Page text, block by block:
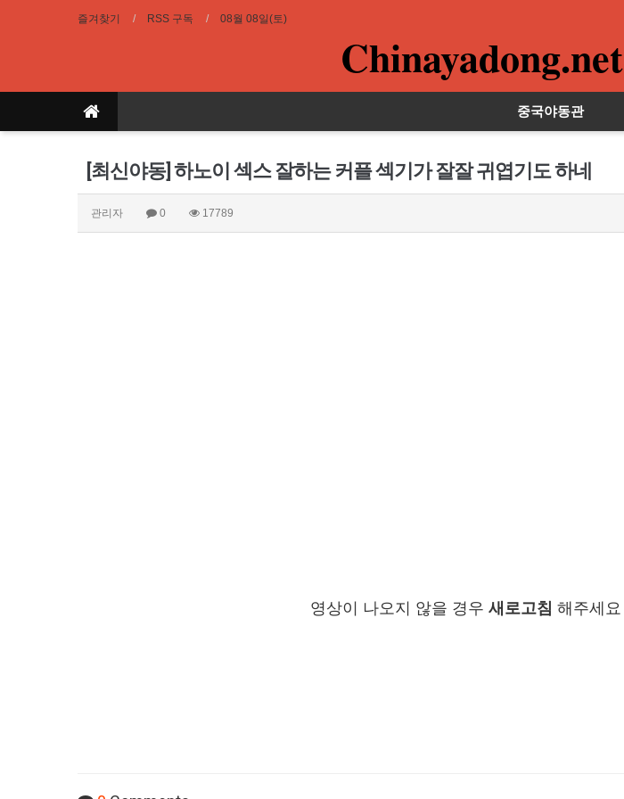
즐겨찾기 RSS 구독 08월 08일(토)
Chinayadong.net
중국야동관
[최신야동] 하노이 섹스 잘하는 커플 섹기가 잘잘 귀엽기도 하네
관리자 0 17789
영상이 나오지 않을 경우 새로고침 해주세요